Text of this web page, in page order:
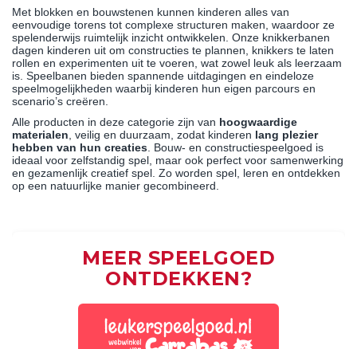
Met blokken en bouwstenen kunnen kinderen alles van
eenvoudige torens tot complexe structuren maken, waardoor ze
spelenderwijs ruimtelijk inzicht ontwikkelen. Onze knikkerbanen
dagen kinderen uit om constructies te plannen, knikkers te laten
rollen en experimenten uit te voeren, wat zowel leuk als leerzaam
is. Speelbanen bieden spannende uitdagingen en eindeloze
speelmogelijkheden waarbij kinderen hun eigen parcours en
scenario’s creëren.
Alle producten in deze categorie zijn van hoogwaardige
materialen, veilig en duurzaam, zodat kinderen lang plezier
hebben van hun creaties. Bouw- en constructiespeelgoed is
ideaal voor zelfstandig spel, maar ook perfect voor samenwerking
en gezamenlijk creatief spel. Zo worden spel, leren en ontdekken
op een natuurlijke manier gecombineerd.
MEER SPEELGOED
ONTDEKKEN?